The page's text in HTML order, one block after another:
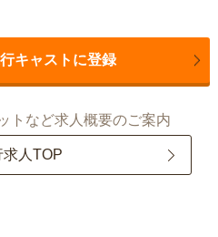
キャストに登録
トなど求人概要のご案内
人TOP